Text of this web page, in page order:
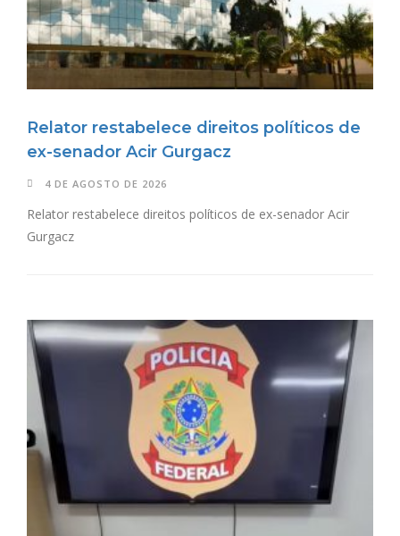
Relator restabelece direitos políticos de
ex-senador Acir Gurgacz
4 DE AGOSTO DE 2026
Relator restabelece direitos políticos de ex-senador Acir
Gurgacz